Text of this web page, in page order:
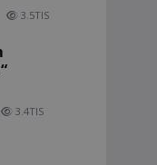
3.5TIS
3.4TIS